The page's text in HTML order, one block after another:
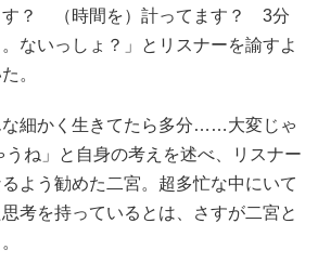
す？ （時間を）計ってます？ 3分
ないっしょ？」とリスナーを諭すよ
。
細かく生きてたら多分……大変じゃ
うね」と自身の考えを述べ、リスナー
よう勧めた二宮。超多忙な中にいて
考を持っているとは、さすが二宮と